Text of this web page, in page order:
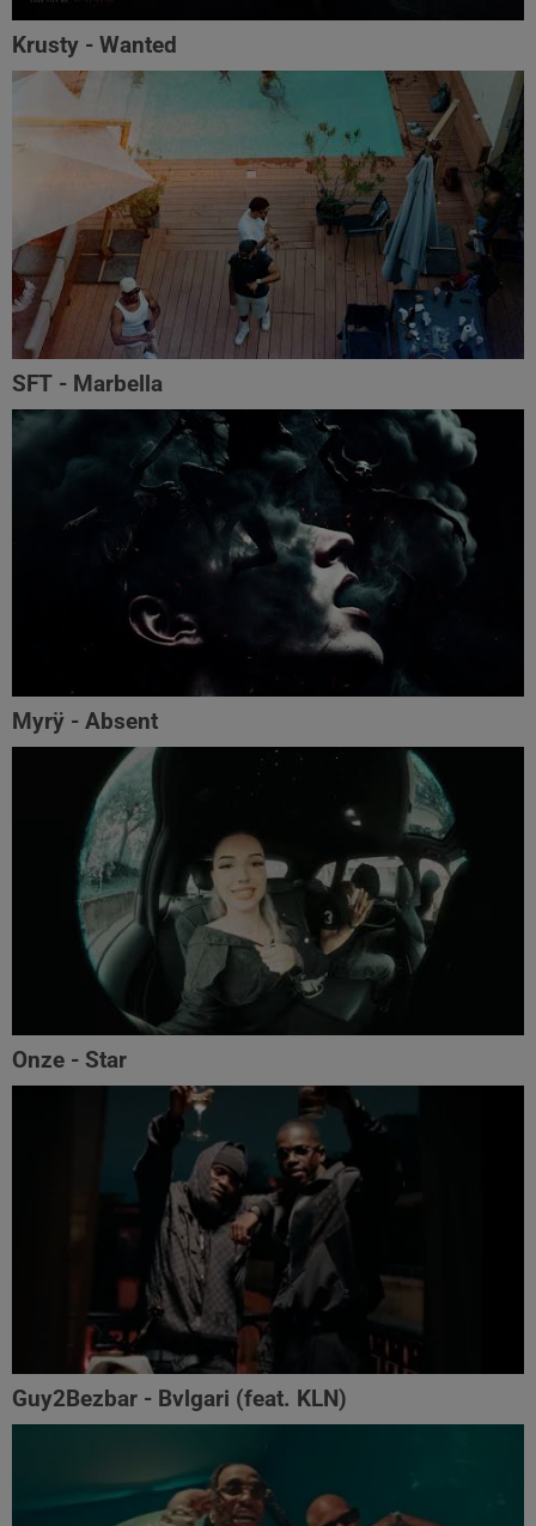
Krusty - Wanted
SFT - Marbella
Myrÿ - Absent
Onze - Star
Guy2Bezbar - Bvlgari (feat. KLN)